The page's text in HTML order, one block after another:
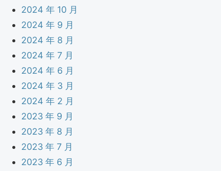
2024 年 10 月
2024 年 9 月
2024 年 8 月
2024 年 7 月
2024 年 6 月
2024 年 3 月
2024 年 2 月
2023 年 9 月
2023 年 8 月
2023 年 7 月
2023 年 6 月